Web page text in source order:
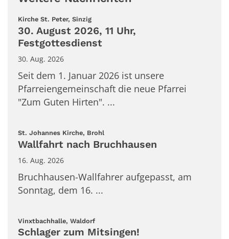
Kirche St. Peter, Sinzig:
30. August 2026, 11 Uhr,
Festgottesdienst
30. Aug. 2026
Seit dem 1. Januar 2026 ist unsere
Pfarreiengemeinschaft die neue Pfarrei
"Zum Guten Hirten". ...
St. Johannes Kirche, Brohl
Wallfahrt nach Bruchhausen
16. Aug. 2026
Bruchhausen-Wallfahrer aufgepasst, am
Sonntag, dem 16. ...
Vinxtbachhalle, Waldorf:
Schlager zum Mitsingen!